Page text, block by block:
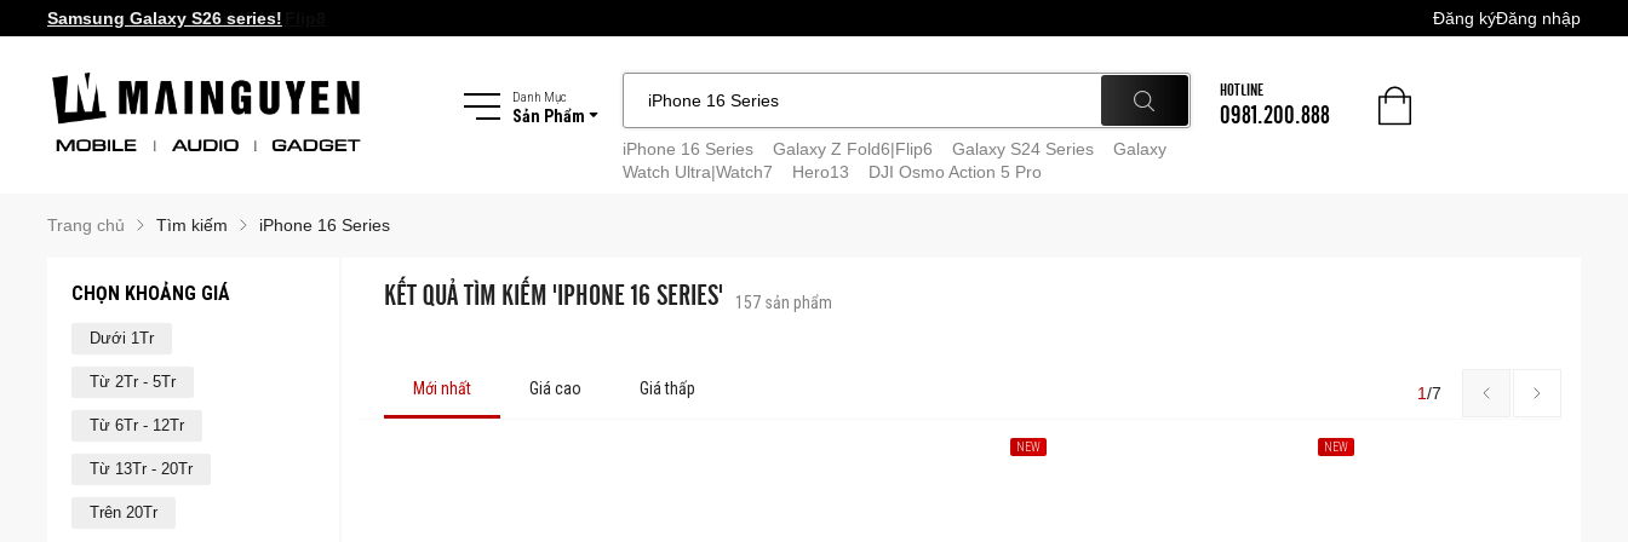
Samsung Galaxy S26 series! Đăng kýĐăng nhập
Danh Mục
Sản Phẩm
iPhone 16 Series
Galaxy Z Fold6|Flip6 Galaxy S24 Series
Galaxy
Watch Ultra|Watch7
Hero13 DJI Osmo Action 5 Pro
HOTLINE
0981.200.888
Trang chủ Tìm kiếm iPhone 16 Series
CHỌN KHOẢNG GIÁ
Dưới 1Tr
Từ 2Tr - 5Tr
Từ 6Tr - 12Tr
Từ 13Tr - 20Tr
Trên 20Tr
KẾT QUẢ TÌM KIẾM 'IPHONE 16 SERIES' 157 sản phẩm
Mới nhất Giá cao Giá thấp 1/7
NEW NEW